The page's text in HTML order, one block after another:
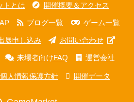
トとは 開催概要＆アクセス
ブログ一覧 ゲーム一覧
展申し込み お問い合わせ
来場者向けFAQ 運営会社
個人情報保護方針 開催データ